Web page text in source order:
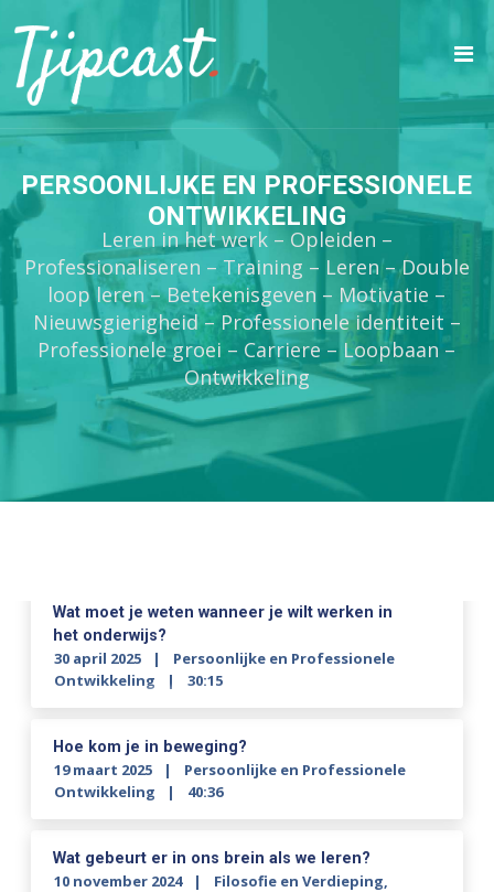
PERSOONLIJKE EN PROFESSIONELE
ONTWIKKELING
Leren in het werk – Opleiden –
Professionaliseren – Training – Leren – Double
loop leren – Betekenisgeven – Motivatie –
Nieuwsgierigheid – Professionele identiteit –
Professionele groei – Carriere – Loopbaan –
Ontwikkeling
Wat moet je weten wanneer je wilt werken in
het onderwijs?
30 april 2025
Persoonlijke en Professionele
Ontwikkeling
30:15
Hoe kom je in beweging?
19 maart 2025
Persoonlijke en Professionele
Ontwikkeling
40:36
Wat gebeurt er in ons brein als we leren?
10 november 2024 Filosofie en Verdieping,